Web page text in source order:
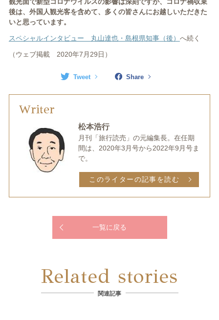
後は、外国人観光客を含めて、多くの皆さんにお越しいただきた
いと思っています。
スペシャルインタビュー 丸山達也・島根県知事（後） へ続く
（ウェブ掲載 2020年7月29日）
Tweet Share
Writer
松本浩行
月刊「旅行読売」の元編集長。在任期
間は、2020年3月号から2022年9月号ま
で。
このライターの記事を読む
一覧に戻る
Related stories
関連記事